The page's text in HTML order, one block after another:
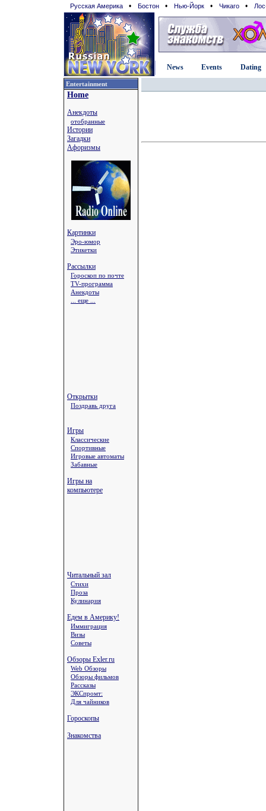
Русская Америка • Бостон • Нью-Йорк • Чикаго •
News Events Dating
Entertainment
Home
Анекдоты
отобранные
Истории
Загадки
Афоризмы
Картинки
Эро-юмор
Этикетки
Рассылки
Гороскоп по почте
TV-программа
Анекдоты
... еще ...
Открытки
Поздравь друга
Игры
Классические
Спортивные
Игровые автоматы
Забавные
Игры на
компьютере
Читальный зал
Стихи
Проза
Кулинария
Едем в Америку!
Иммиграция
Визы
Советы
Обзоры Exler.ru
Web Обзоры
Обзоры фильмов
Рассказы
ЭКСпромт:
Для чайников
Гороскопы
Знакомства